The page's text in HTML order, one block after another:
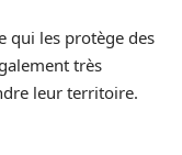
qui les protège des
très
leur territoire.